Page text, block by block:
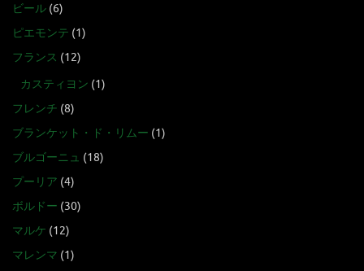
ビール (6)
ピエモンテ (1)
フランス (12)
カスティヨン (1)
フレンチ (8)
ブランケット・ド・リムー (1)
ブルゴーニュ (18)
プーリア (4)
ボルドー (30)
マルケ (12)
マレンマ (1)